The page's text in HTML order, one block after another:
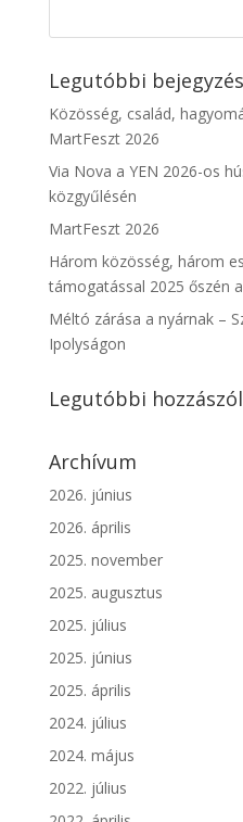
Legutóbbi
Közösség, család,
MartFeszt 2026
Via Nova a YEN 2026-os
közgyűlésén
MartFeszt 2026
Három közösség, három
támogatással 2025 őszén
Méltó zárása a nyárnak –
Ipolyságon
Legutóbbi
Archívum
2026. június
2026. április
2025. november
2025. augusztus
2025. július
2025. június
2025. április
2024. július
2024. május
2022. július